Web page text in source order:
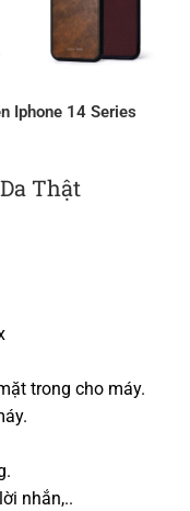
Iphone 14 Series
Thật
trong cho máy.
nhắn,..